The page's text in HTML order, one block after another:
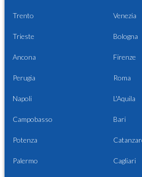
Trento Venezia
Trieste Bologna
Ancona Firenze
Perugia Roma
Napoli L'Aquila
Campobasso Bari
Potenza
Palermo Cagliari